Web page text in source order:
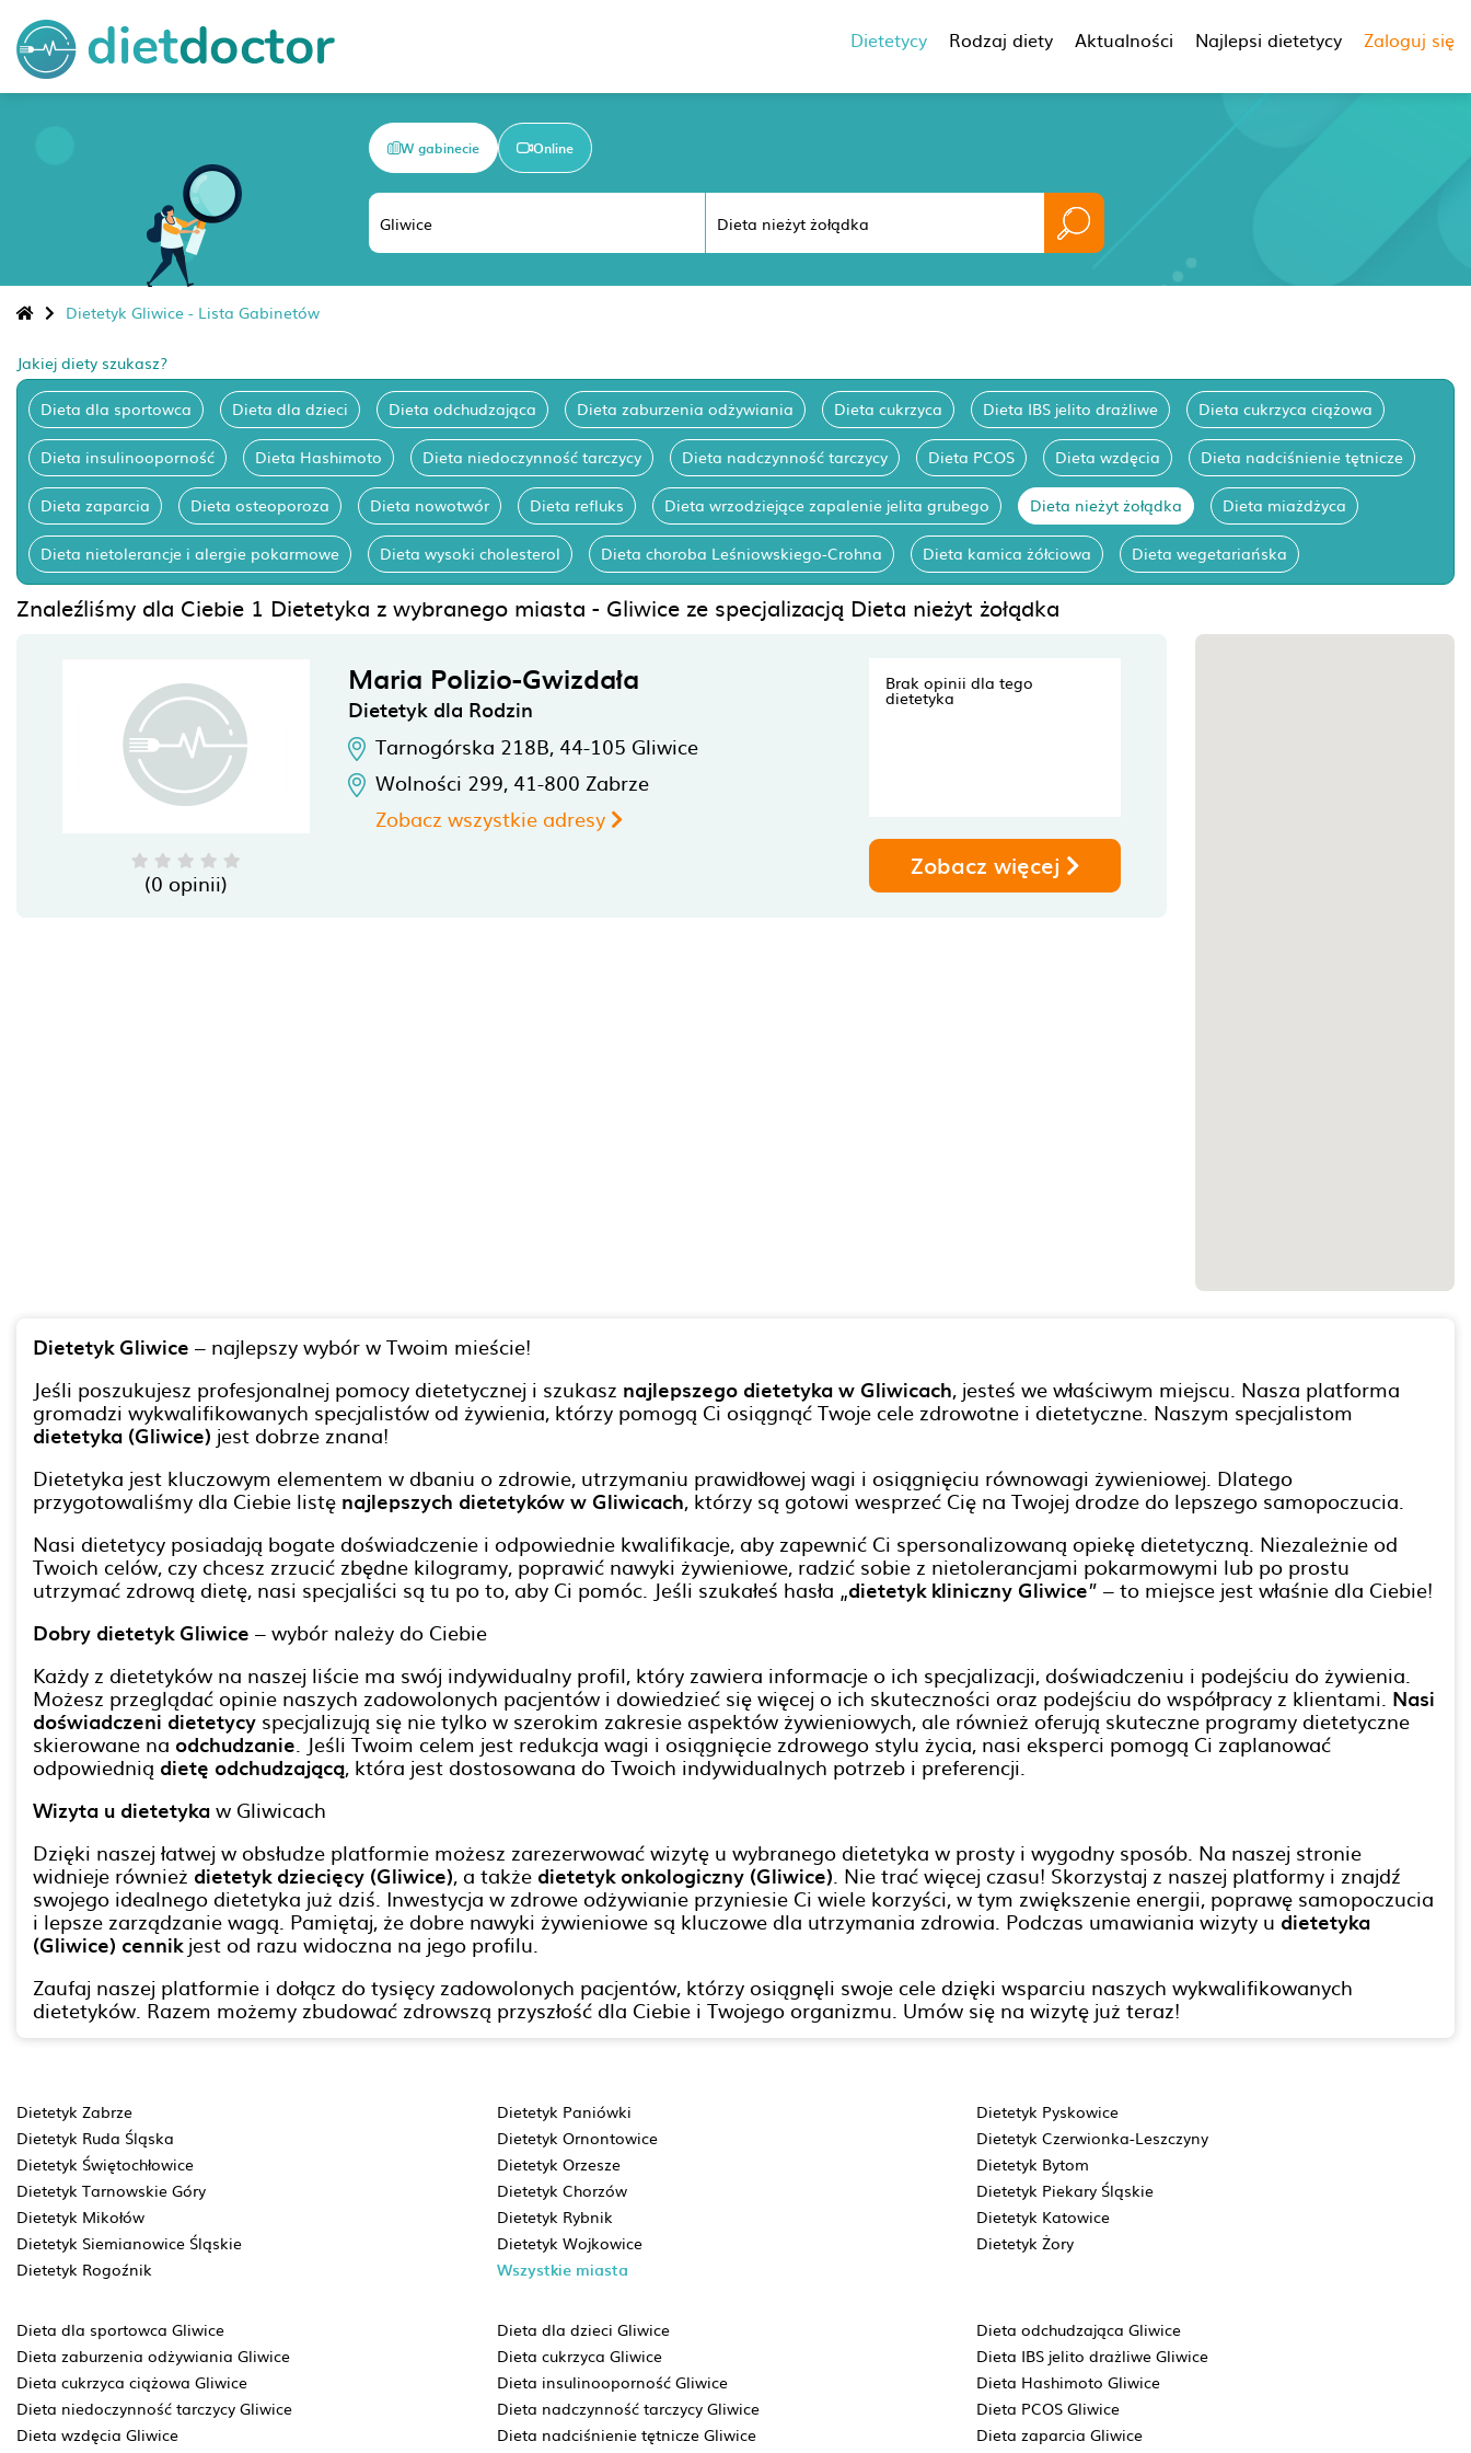
Dietetycy Rodzaj diety Aktualności Najlepsi dietetycy Zaloguj się
W gabinecie Online
Dietetyk Gliwice - Lista Gabinetów
Jakiej diety szukasz?
Dieta dla sportowca Dieta dla dzieci Dieta odchudzająca Dieta zaburzenia odżywiania Dieta cukrzyca Dieta IBS jelito drażliwe Dieta cukrzyca ciążowa
Dieta insulinooporność Dieta Hashimoto Dieta niedoczynność tarczycy Dieta nadczynność tarczycy Dieta PCOS Dieta wzdęcia Dieta nadciśnienie tętnicze
Dieta zaparcia Dieta osteoporoza Dieta nowotwór Dieta refluks Dieta wrzodziejące zapalenie jelita grubego Dieta nieżyt żołądka Dieta miażdżyca
Dieta nietolerancje i alergie pokarmowe Dieta wysoki cholesterol Dieta choroba Leśniowskiego-Crohna Dieta kamica żółciowa Dieta wegetariańska
Znaleźliśmy dla Ciebie 1 Dietetyka z wybranego miasta - Gliwice ze specjalizacją Dieta nieżyt żołądka
(0 opinii)
Maria Polizio-Gwizdała
Dietetyk dla Rodzin
Tarnogórska 218B, 44-105 Gliwice
Wolności 299, 41-800 Zabrze
Zobacz wszystkie adresy
Brak opinii dla tego
dietetyka
Zobacz więcej
Dietetyk Gliwice – najlepszy wybór w Twoim mieście!
Jeśli poszukujesz profesjonalnej pomocy dietetycznej i szukasz najlepszego dietetyka w Gliwicach, jesteś we właściwym miejscu. Nasza platforma
gromadzi wykwalifikowanych specjalistów od żywienia, którzy pomogą Ci osiągnąć Twoje cele zdrowotne i dietetyczne. Naszym specjalistom
dietetyka (Gliwice) jest dobrze znana!
Dietetyka jest kluczowym elementem w dbaniu o zdrowie, utrzymaniu prawidłowej wagi i osiągnięciu równowagi żywieniowej. Dlatego
przygotowaliśmy dla Ciebie listę najlepszych dietetyków w Gliwicach, którzy są gotowi wesprzeć Cię na Twojej drodze do lepszego samopoczucia.
Nasi dietetycy posiadają bogate doświadczenie i odpowiednie kwalifikacje, aby zapewnić Ci spersonalizowaną opiekę dietetyczną. Niezależnie od
Twoich celów, czy chcesz zrzucić zbędne kilogramy, poprawić nawyki żywieniowe, radzić sobie z nietolerancjami pokarmowymi lub po prostu
utrzymać zdrową dietę, nasi specjaliści są tu po to, aby Ci pomóc. Jeśli szukałeś hasła „dietetyk kliniczny Gliwice” – to miejsce jest właśnie dla Ciebie!
Dobry dietetyk Gliwice – wybór należy do Ciebie
Każdy z dietetyków na naszej liście ma swój indywidualny profil, który zawiera informacje o ich specjalizacji, doświadczeniu i podejściu do żywienia.
Możesz przeglądać opinie naszych zadowolonych pacjentów i dowiedzieć się więcej o ich skuteczności oraz podejściu do współpracy z klientami. Nasi
doświadczeni dietetycy specjalizują się nie tylko w szerokim zakresie aspektów żywieniowych, ale również oferują skuteczne programy dietetyczne
skierowane na odchudzanie. Jeśli Twoim celem jest redukcja wagi i osiągnięcie zdrowego stylu życia, nasi eksperci pomogą Ci zaplanować
odpowiednią dietę odchudzającą, która jest dostosowana do Twoich indywidualnych potrzeb i preferencji.
Wizyta u dietetykaw Gliwicach
Dzięki naszej łatwej w obsłudze platformie możesz zarezerwować wizytę u wybranego dietetyka w prosty i wygodny sposób. Na naszej stronie
widnieje również dietetyk dziecięcy (Gliwice), a także dietetyk onkologiczny (Gliwice). Nie trać więcej czasu! Skorzystaj z naszej platformy i znajdź
swojego idealnego dietetyka już dziś. Inwestycja w zdrowe odżywianie przyniesie Ci wiele korzyści, w tym zwiększenie energii, poprawę samopoczucia
i lepsze zarządzanie wagą. Pamiętaj, że dobre nawyki żywieniowe są kluczowe dla utrzymania zdrowia. Podczas umawiania wizyty u dietetyka
(Gliwice) cennikjest od razu widoczna na jego profilu.
Zaufaj naszej platformie i dołącz do tysięcy zadowolonych pacjentów, którzy osiągnęli swoje cele dzięki wsparciu naszych wykwalifikowanych
dietetyków. Razem możemy zbudować zdrowszą przyszłość dla Ciebie i Twojego organizmu. Umów się na wizytę już teraz!
Dietetyk Zabrze Dietetyk Paniówki
Dietetyk Pyskowice
Dietetyk Ruda Śląska
Dietetyk Ornontowice
Dietetyk Czerwionka-Leszczyny
Dietetyk Świętochłowice
Dietetyk Orzesze
Dietetyk Bytom
Dietetyk Tarnowskie Góry
Dietetyk Chorzów
Dietetyk Piekary Śląskie
Dietetyk Mikołów
Dietetyk Rybnik
Dietetyk Katowice
Dietetyk Siemianowice Śląskie
Dietetyk Wojkowice
Dietetyk Żory
Dietetyk Rogoźnik
Wszystkie miasta
Dieta dla sportowca Gliwice Dieta dla dzieci Gliwice
Dieta odchudzająca Gliwice
Dieta zaburzenia odżywiania Gliwice
Dieta cukrzyca Gliwice
Dieta IBS jelito drażliwe Gliwice
Dieta cukrzyca ciążowa Gliwice
Dieta insulinooporność Gliwice
Dieta Hashimoto Gliwice
Dieta niedoczynność tarczycy Gliwice
Dieta nadczynność tarczycy Gliwice
Dieta PCOS Gliwice
Dieta wzdęcia Gliwice
Dieta nadciśnienie tętnicze Gliwice
Dieta zaparcia Gliwice